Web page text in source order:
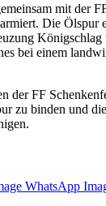
mit der
Die Ölspur
bei einem
der FF
zu binden und